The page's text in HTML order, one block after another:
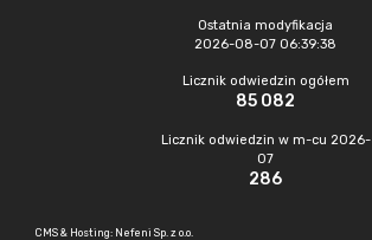
Ostatnia modyfikacja
2026-08-07 06:39:38
Licznik odwiedzin ogółem
85 082
Licznik odwiedzin w m-cu 2026-
07
286
CMS & Hosting: Nefeni Sp. z o.o.